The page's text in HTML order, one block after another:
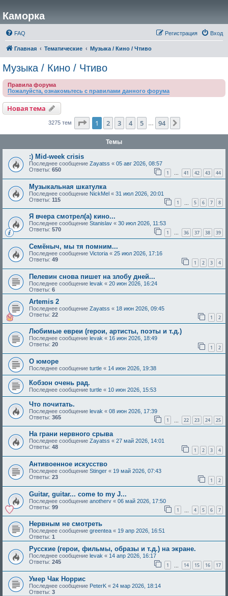
Каморка
FAQ Вход
Регистрация
Главная Тематические Музыка / Кино / Чтиво
Музыка / Кино / Чтиво
Правила форума
Пожалуйста, ознакомьтесь с правилами данного форума
Новая тема
3275 тем Страница из 94
1 2 3 4 5 94
Темы
:) Mid-week crisis
Последнее сообщение Zayatss « 05 авг 2026, 08:57
Ответы: 650 1 … 41 42 43 44
Музыкальная шкатулка
Последнее сообщение NickMel « 31 июл 2026, 20:01
Ответы: 115 1 5 6 7 8
Я вчера смотрел(а) кино...
Последнее сообщение Stanislav « 30 июл 2026, 11:53
Ответы: 570 1 … 36 37 38 39
Семёныч, мы тя помним...
Последнее сообщение Victoria « 25 июл 2026, 17:16
Ответы: 49 1 2 3 4
Пелевин снова пишет на злобу дней...
Последнее сообщение levak « 20 июн 2026, 16:24
Ответы: 6
Artemis 2
Последнее сообщение Zayatss « 18 июн 2026, 09:45
Ответы: 22 1 2
Любимые евреи (герои, артисты, поэты и т.д.)
Последнее сообщение levak « 16 июн 2026, 18:49
Ответы: 20 1 2
О юморе
Последнее сообщение turtle « 14 июн 2026, 19:38
Кобзон очень рад.
Последнее сообщение turtle « 10 июн 2026, 15:53
Что почитать.
Последнее сообщение levak « 08 июн 2026, 17:39
Ответы: 365 1 22 23 24 25
На грани нервного срыва
Последнее сообщение Zayatss « 27 май 2026, 14:01
Ответы: 48 1 2 3 4
Антивоенное искусство
Последнее сообщение Stinger « 19 май 2026, 07:43
Ответы: 23 1 2
Guitar, guitar... come to my J...
Последнее сообщение anotherv « 06 май 2026, 17:50
Ответы: 99 1 4 5 6 7
Нервным не смотреть
Последнее сообщение greentea « 19 апр 2026, 16:51
Ответы: 1
Русские (герои, фильмы, образы и т.д.) на экране.
Последнее сообщение levak « 14 апр 2026, 16:17
Ответы: 245 1 14 15 16 17
Умер Чак Норрис
Последнее сообщение PeterK « 24 мар 2026, 18:14
Ответы: 3